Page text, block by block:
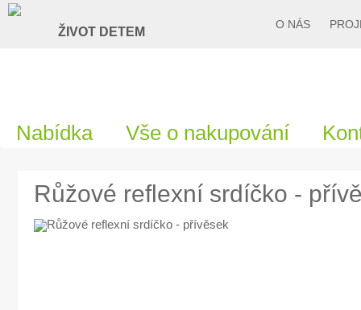
O NÁS
Nabídka Vše o nakupování
Růžové reflexní srdíčko -